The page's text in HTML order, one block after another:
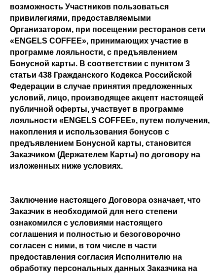
возможность Участников пользоваться
привилегиями, предоставляемыми
Организатором, при посещении ресторанов сети
«ENGELS COFFEE», принимающих участие в
программе лояльности, с предъявлением
Бонусной карты. В соответствии с пунктом 3
статьи 438 Гражданского Кодекса Российской
Федерации в случае принятия предложенных
условий, лицо, производящее акцепт настоящей
публичной оферты, участвует в программе
лояльности «ENGELS COFFEE», путем получения,
накопления и использования бонусов с
предъявлением Бонусной карты, становится
Заказчиком (Держателем Карты) по договору на
изложенных ниже условиях.
Заключение настоящего Договора означает, что
Заказчик в необходимой для него степени
ознакомился с условиями настоящего
соглашения и полностью и безоговорочно
согласен с ними, в том числе в части
предоставления согласия Исполнителю на
обработку персональных данных Заказчика на